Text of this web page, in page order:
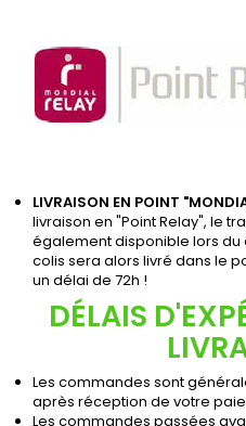
LIVRAISON EN POINT
livraison en "Point Relay", le
également disponible lors
colis sera alors livré dans le
un délai de 72h !
DÉLAIS
Les commandes sont
après réception de votre
Les commandes passées